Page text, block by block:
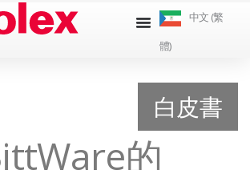
中文 (繁
體)
白皮書
的